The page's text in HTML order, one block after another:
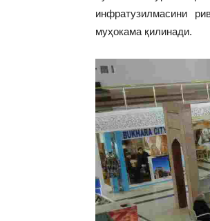
инфратузилмасини
муҳокама қилинади.